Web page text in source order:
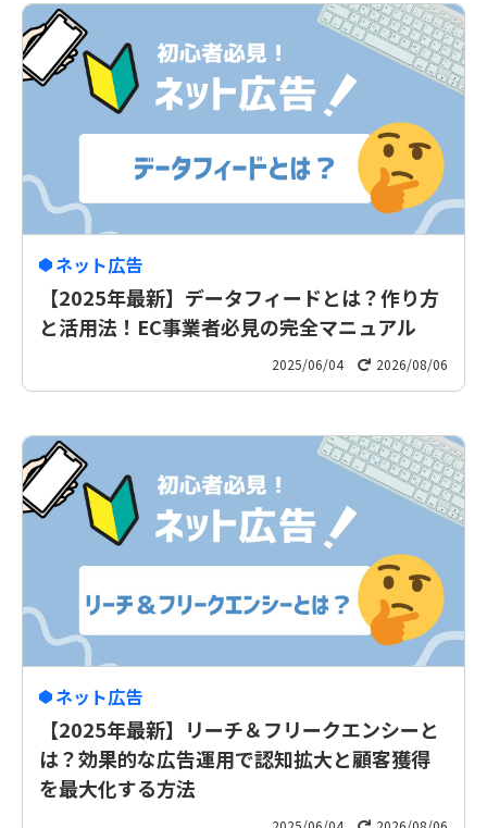
ネット広告
【2025年最新】データフィードとは？作り方
と活用法！EC事業者必見の完全マニュアル
2025/06/04 2026/08/06
ネット広告
【2025年最新】リーチ＆フリークエンシーと
は？効果的な広告運用で認知拡大と顧客獲得
を最大化する方法